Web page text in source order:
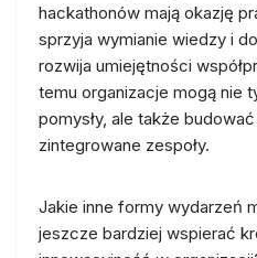
hackathonów mają okazję
sprzyja wymianie wiedzy i
rozwija umiejętności
temu organizacje mogą nie
pomysły, ale także
zintegrowane zespoły.
Jakie inne formy wydarzeń
jeszcze bardziej wspierać